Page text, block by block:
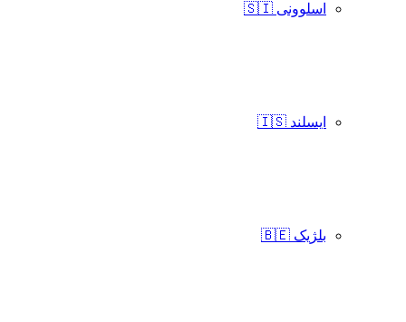
اسلوونی 🇸🇮
ایسلند 🇮🇸
بلژیک 🇧🇪